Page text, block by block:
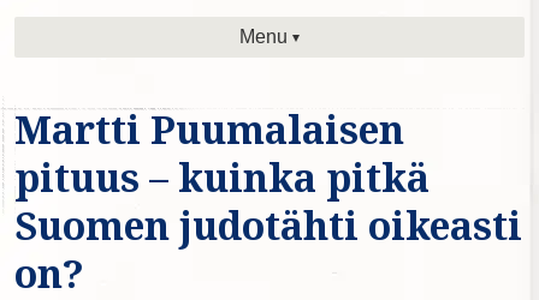
Menu
Martti Puumalaisen
pituus – kuinka pitkä
Suomen judotähti oikeasti
on?